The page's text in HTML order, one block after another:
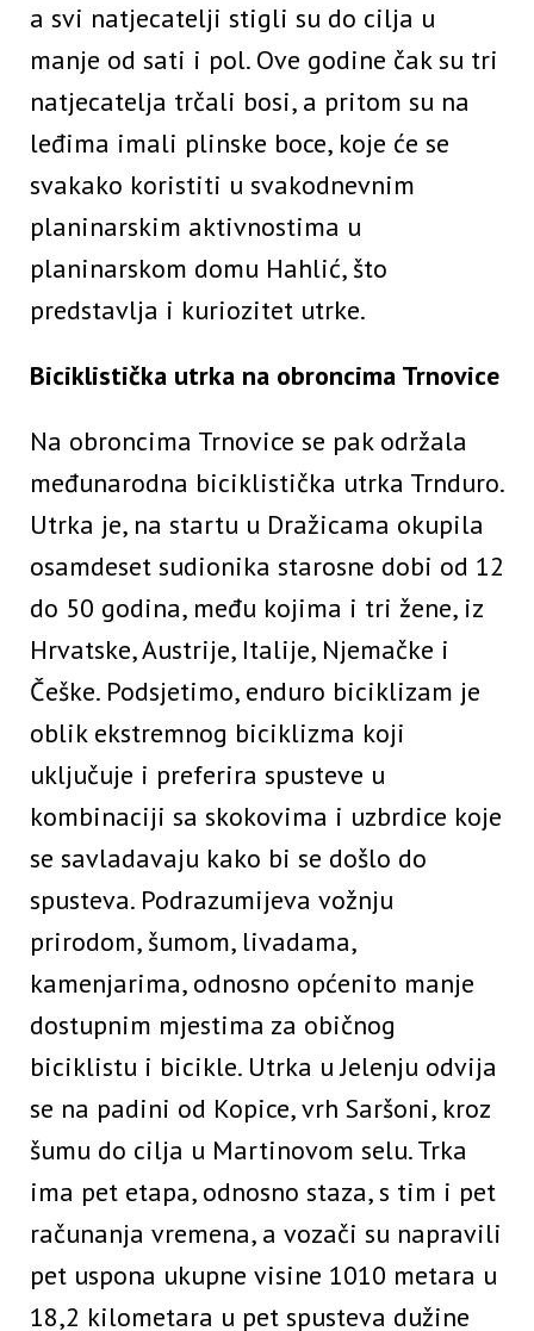
a svi natjecatelji stigli su do cilja u
manje od sati i pol. Ove godine čak su tri
natjecatelja trčali bosi, a pritom su na
leđima imali plinske boce, koje će se
svakako koristiti u svakodnevnim
planinarskim aktivnostima u
planinarskom domu Hahlić, što
predstavlja i kuriozitet utrke.
Biciklistička utrka na obroncima Trnovice
Na obroncima Trnovice se pak održala
međunarodna biciklistička utrka Trnduro.
Utrka je, na startu u Dražicama okupila
osamdeset sudionika starosne dobi od 12
do 50 godina, među kojima i tri žene, iz
Hrvatske, Austrije, Italije, Njemačke i
Češke. Podsjetimo, enduro biciklizam je
oblik ekstremnog biciklizma koji
uključuje i preferira spusteve u
kombinaciji sa skokovima i uzbrdice koje
se savladavaju kako bi se došlo do
spusteva. Podrazumijeva vožnju
prirodom, šumom, livadama,
kamenjarima, odnosno općenito manje
dostupnim mjestima za običnog
biciklistu i bicikle. Utrka u Jelenju odvija
se na padini od Kopice, vrh Saršoni, kroz
šumu do cilja u Martinovom selu. Trka
ima pet etapa, odnosno staza, s tim i pet
računanja vremena, a vozači su napravili
pet uspona ukupne visine 1010 metara u
18,2 kilometara u pet spusteva dužine